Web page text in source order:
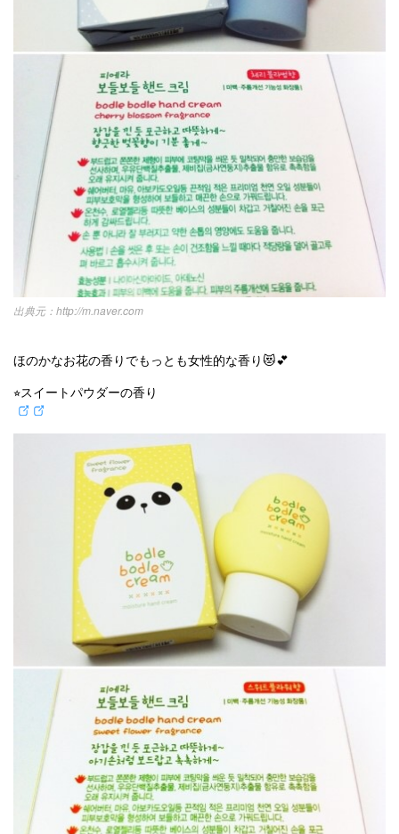
http://m.naver.com
ほのかなお花の香りでもっとも女性的な香り😻💕
⭐︎スイートパウダーの香り